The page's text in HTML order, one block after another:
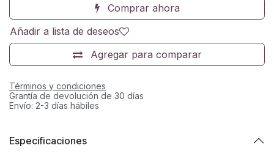
Comprar ahora
Agregar para comparar
Añadir a lista de deseos
Términos y condiciones
Grantía de devolución de 30 días
Envío: 2-3 días hábiles
Especificaciones